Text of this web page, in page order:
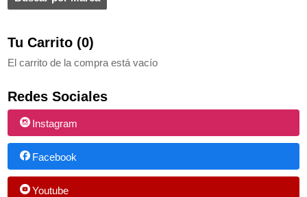
Tu Carrito (0)
El carrito de la compra está vacío
Redes Sociales
Instagram
Facebook
Youtube